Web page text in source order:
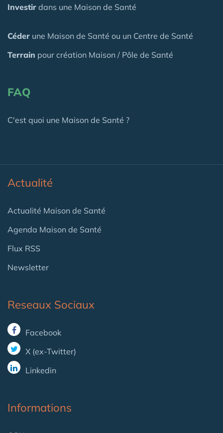
Investir dans une Maison de Santé
Céder une Maison de Santé ou un Centre de Santé
Terrain pour création Maison / Pôle de Santé
FAQ
C'est quoi une Maison de Santé ?
Actualité
Actualité Maison de Santé
Agenda Maison de Santé
Flux RSS
Newsletter
Reseaux Sociaux
Facebook
X (ex-Twitter)
Linkedin
Informations